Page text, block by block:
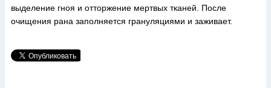
выделение гноя и отторжение мертвых тканей. После
очищения рана заполняется грануляциями и заживает.